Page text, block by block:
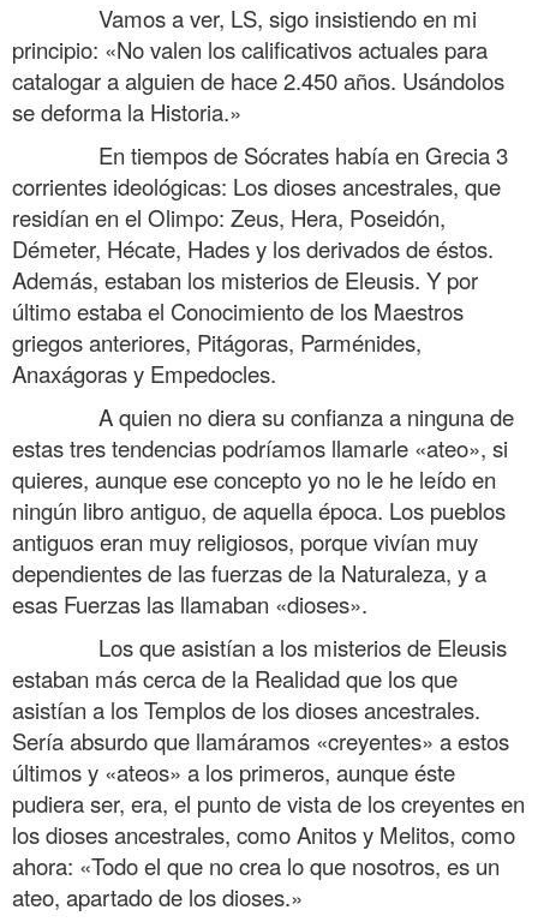
Vamos a ver, LS, sigo insistiendo en mi
principio: «No valen los calificativos actuales para
catalogar a alguien de hace 2.450 años. Usándolos
se deforma la Historia.»
En tiempos de Sócrates había en Grecia 3
corrientes ideológicas: Los dioses ancestrales, que
residían en el Olimpo: Zeus, Hera, Poseidón,
Démeter, Hécate, Hades y los derivados de éstos.
Además, estaban los misterios de Eleusis. Y por
último estaba el Conocimiento de los Maestros
griegos anteriores, Pitágoras, Parménides,
Anaxágoras y Empedocles.
A quien no diera su confianza a ninguna de
estas tres tendencias podríamos llamarle «ateo», si
quieres, aunque ese concepto yo no le he leído en
ningún libro antiguo, de aquella época. Los pueblos
antiguos eran muy religiosos, porque vivían muy
dependientes de las fuerzas de la Naturaleza, y a
esas Fuerzas las llamaban «dioses».
Los que asistían a los misterios de Eleusis
estaban más cerca de la Realidad que los que
asistían a los Templos de los dioses ancestrales.
Sería absurdo que llamáramos «creyentes» a estos
últimos y «ateos» a los primeros, aunque éste
pudiera ser, era, el punto de vista de los creyentes en
los dioses ancestrales, como Anitos y Melitos, como
ahora: «Todo el que no crea lo que nosotros, es un
ateo, apartado de los dioses.»